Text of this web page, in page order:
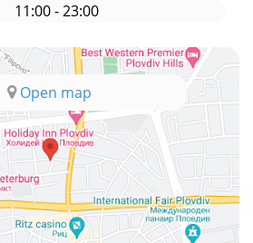
11:00 - 23:00
Open map